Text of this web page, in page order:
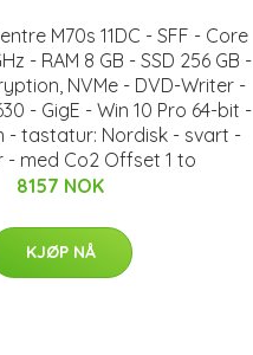
M70s 11DC - SFF - Core
- RAM 8 GB - SSD 256 GB -
NVMe - DVD-Writer -
- GigE - Win 10 Pro 64-bit -
- tastatur: Nordisk - svart -
- med Co2 Offset 1 to
8157 NOK
KJØP NÅ